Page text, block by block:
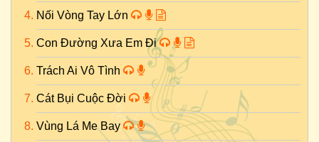
Nối Vòng Tay Lớn
Con Đường Xưa Em Đi
Trách Ai Vô Tình
Cát Bụi Cuộc Đời
Vùng Lá Me Bay